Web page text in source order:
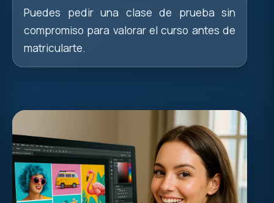
Puedes pedir una clase de prueba sin
compromiso para valorar el curso antes de
matricularte.